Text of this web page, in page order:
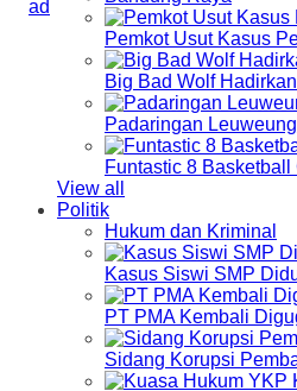
Pemkot Usut Kasus
Big Bad Wolf
Padaringan
Funtastic 8
View all
Politik
Hukum dan Kriminal
Kasus Siswi SMP
PT PMA Kembali
Sidang Korupsi